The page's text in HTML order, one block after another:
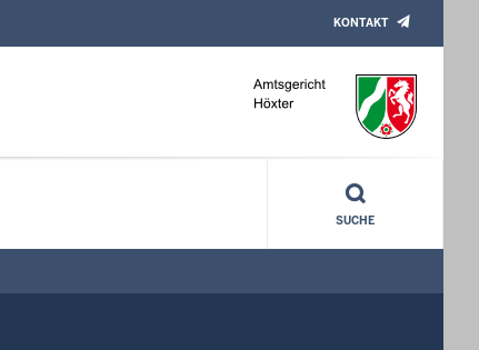
KONTAKT
SUCHE